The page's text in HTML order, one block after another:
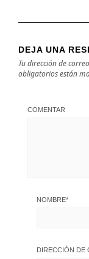
DEJA UNA
Tu dirección de
obligatorios están
COMENTAR
NOMBRE*
DIRECCIÓN DE